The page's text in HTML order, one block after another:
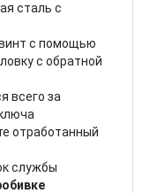
сталь с
с помощью
с обратной
всего за
отработанный
службы